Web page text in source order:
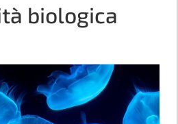
biologica